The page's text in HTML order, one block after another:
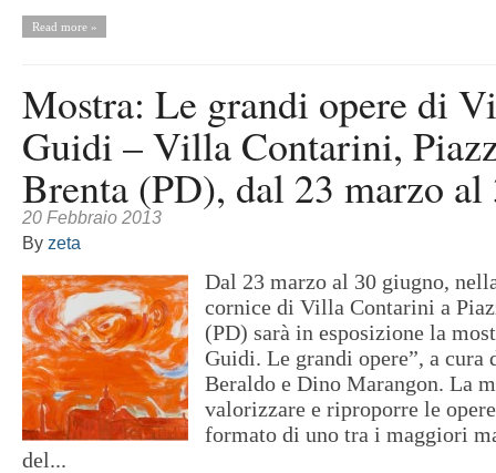
Read more »
Mostra: Le grandi opere di
Guidi – Villa Contarini,
20 Febbraio 2013
By zeta
Dal 23 marzo al 30 giugno,
cornice di Villa Contarini a
(PD) sarà in esposizione la
Guidi. Le grandi opere”, a cura
Beraldo e Dino Marangon. La
valorizzare e riproporre le
formato di uno tra i maggiori
del...